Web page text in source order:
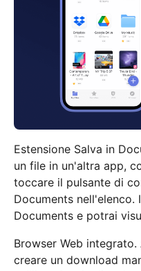
Estensione Salva in
un file in un'altra app,
toccare il pulsante di
Documents
Documents e potrai
Browser Web
creare un download